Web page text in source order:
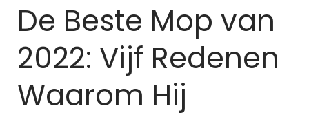
De Beste Mop van
2022: Vijf Redenen
Waarom Hij